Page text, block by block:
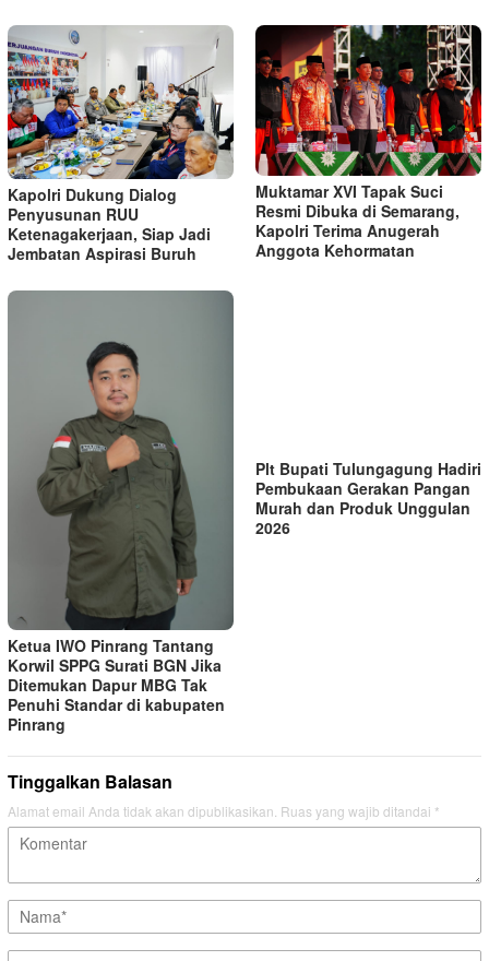
Kapolri Dukung Dialog
Penyusunan RUU
Ketenagakerjaan, Siap Jadi
Jembatan Aspirasi Buruh
Muktamar XVI Tapak Suci
Resmi Dibuka di Semarang,
Kapolri Terima Anugerah
Anggota Kehormatan
Ketua IWO Pinrang Tantang
Korwil SPPG Surati BGN Jika
Ditemukan Dapur MBG Tak
Penuhi Standar di kabupaten
Pinrang
Plt Bupati Tulungagung Hadiri
Pembukaan Gerakan Pangan
Murah dan Produk Unggulan
2026
Tinggalkan Balasan
Alamat email Anda tidak akan dipublikasikan. Ruas yang wajib ditandai *